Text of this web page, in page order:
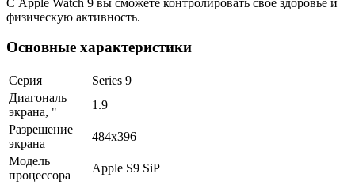
физическую активность.
Основные характеристики
Серия
Series 9
Диагональ
экрана, "
1.9
Разрешение
экрана
484x396
Модель
процессора
Apple S9 SiP